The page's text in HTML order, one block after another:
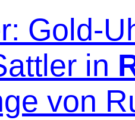
Gold-
in
von